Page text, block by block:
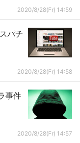
2020/8/28(Fr) 14:59
パチ
2020/8/28(Fr) 14:58
事件
2020/8/28(Fr) 14:57